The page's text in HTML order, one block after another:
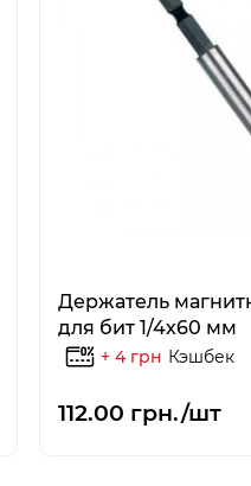
Держатель
для бит 1/4х60 мм
+ 4 грн Кэшбек
112.00 грн./шт